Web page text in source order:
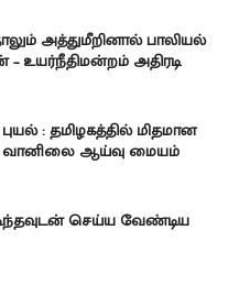
அத்துமீறினால் பாலியல்
உயர்நீதிமன்றம் அதிரடி
: தமிழகத்தில் மிதமான
வானிலை ஆய்வு மையம்
செய்ய வேண்டிய